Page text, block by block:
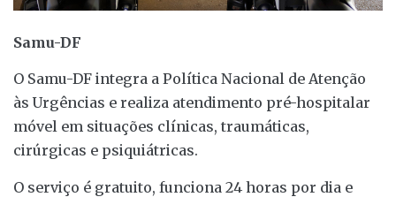
Samu-DF
O Samu-DF integra a Política Nacional de Atenção
às Urgências e realiza atendimento pré-hospitalar
móvel em situações clínicas, traumáticas,
cirúrgicas e psiquiátricas.
O serviço é gratuito, funciona 24 horas por dia e